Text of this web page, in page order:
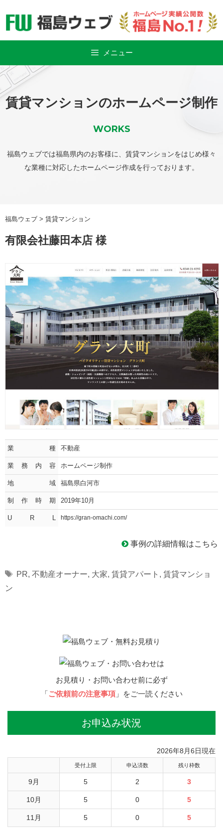
メニュー
賃貸マンションのホームページ制作
WORKS
福島ウェブでは福島県内のお客様に、賃貸マンションをはじめ様々
な業種に対応したホームページ作成を行っております。
福島ウェブ > 賃貸マンション
有限会社藤田本店 様
業種 不動産
業務内容 ホームページ制作
地域 福島県白河市
制作時期 2019年10月
U R L https://gran-omachi.com/
事例の詳細情報はこちら
Tags
PR, 不動産オーナー, 大家, 賃貸アパート , 賃貸マンショ
ン
お見積り・お問い合わせ前に必ず
「ご依頼前の注意事項」をご一読ください
お申込み状況
2026年8月6日現在
受付上限 申込済数 残り枠数
9月 5 2 3
10月 5 0 5
11月 5 0 5